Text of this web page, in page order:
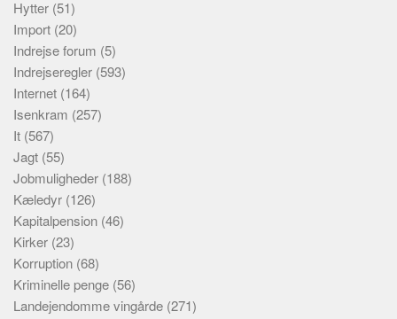
Hytter (51)
Import (20)
Indrejse forum (5)
Indrejseregler (593)
Internet (164)
Isenkram (257)
It (567)
Jagt (55)
Jobmuligheder (188)
Kæledyr (126)
Kapitalpension (46)
Kirker (23)
Korruption (68)
Kriminelle penge (56)
Landejendomme vingårde (271)